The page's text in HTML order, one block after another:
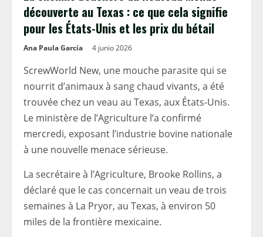
découverte au Texas : ce que cela signifie
pour les États-Unis et les prix du bétail
Ana Paula García 4 junio 2026
ScrewWorld New, une mouche parasite qui se
nourrit d’animaux à sang chaud vivants, a été
trouvée chez un veau au Texas, aux États-Unis.
Le ministère de l’Agriculture l’a confirmé
mercredi, exposant l’industrie bovine nationale
à une nouvelle menace sérieuse.
La secrétaire à l’Agriculture, Brooke Rollins, a
déclaré que le cas concernait un veau de trois
semaines à La Pryor, au Texas, à environ 50
miles de la frontière mexicaine.